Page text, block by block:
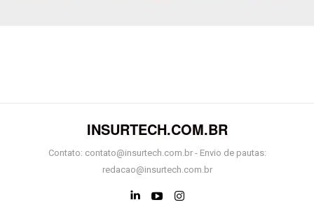
INSURTECH.COM.BR
Contato: contato@insurtech.com.br - Envio de pautas:
redacao@insurtech.com.br